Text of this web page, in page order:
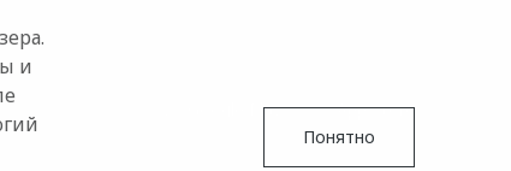
Google Play App Store
и
Понятно